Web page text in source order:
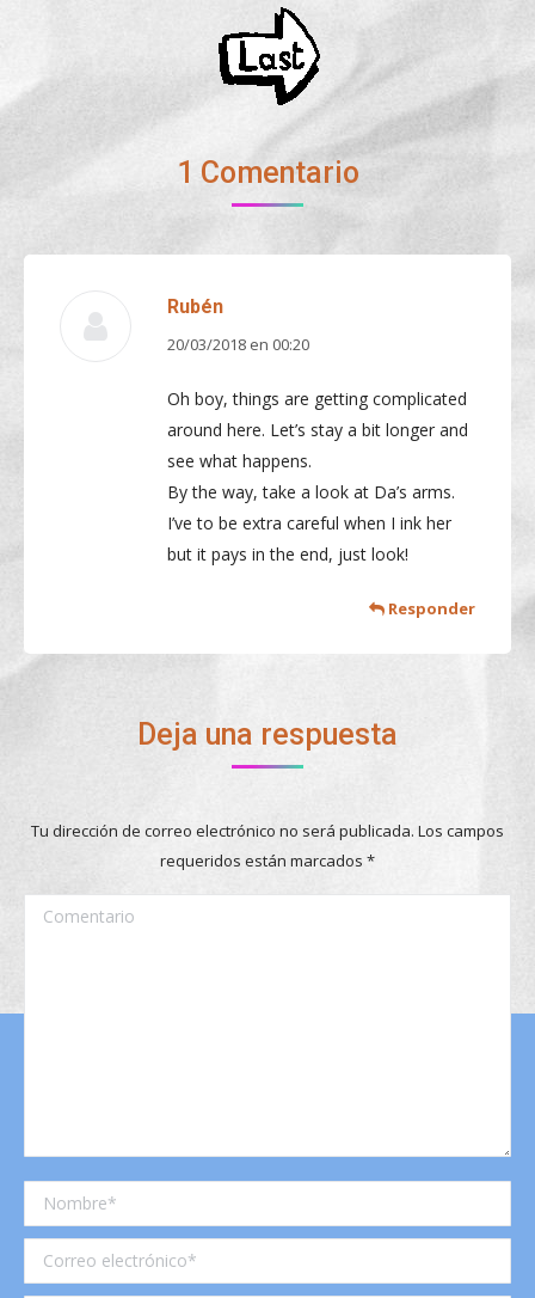
1 Comentario
Rubén
dice:
20/03/2018 en 00:20
Oh boy, things are getting complicated
around here. Let’s stay a bit longer and
see what happens.
By the way, take a look at Da’s arms.
I’ve to be extra careful when I ink her
but it pays in the end, just look!
Responder
Deja una respuesta
Tu dirección de correo electrónico no será publicada. Los campos
requeridos están marcados *
Comentario
Nombre *
Correo electrónico *